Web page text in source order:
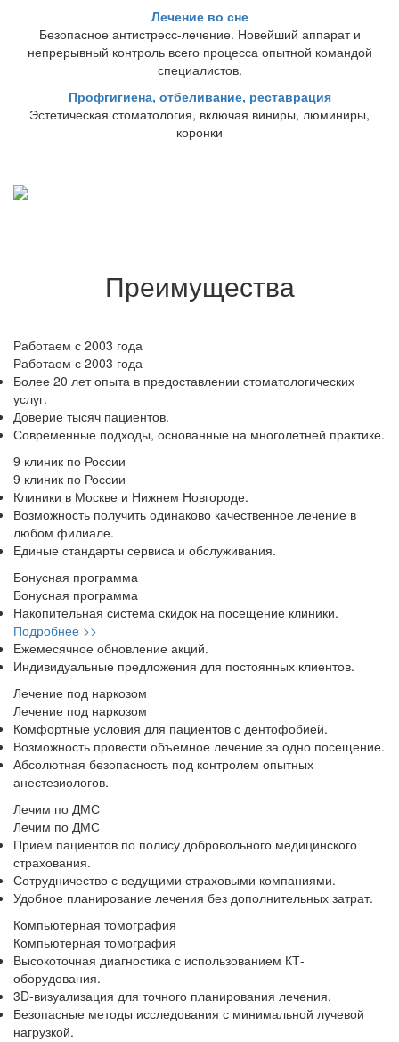
Лечение во сне
Безопасное антистресс-лечение. Новейший аппарат и
непрерывный контроль всего процесса опытной командой
специалистов.
Профгигиена, отбеливание, реставрация
Эстетическая стоматология, включая виниры, люминиры,
коронки
Преимущества
Работаем с 2003 года
Работаем с 2003 года
Более 20 лет опыта в предоставлении стоматологических
услуг.
Доверие тысяч пациентов.
Современные подходы, основанные на многолетней практике.
9 клиник по России
9 клиник по России
Клиники в Москве и Нижнем Новгороде.
Возможность получить одинаково качественное лечение в
любом филиале.
Единые стандарты сервиса и обслуживания.
Бонусная программа
Бонусная программа
Накопительная система скидок на посещение клиники.
Подробнее >>
Ежемесячное обновление акций.
Индивидуальные предложения для постоянных клиентов.
Лечение под наркозом
Лечение под наркозом
Комфортные условия для пациентов с дентофобией.
Возможность провести объемное лечение за одно посещение.
Абсолютная безопасность под контролем опытных
анестезиологов.
Лечим по ДМС
Лечим по ДМС
Прием пациентов по полису добровольного медицинского
страхования.
Сотрудничество с ведущими страховыми компаниями.
Удобное планирование лечения без дополнительных затрат.
Компьютерная томография
Компьютерная томография
Высокоточная диагностика с использованием КТ-
оборудования.
3D-визуализация для точного планирования лечения.
Безопасные методы исследования с минимальной лучевой
нагрузкой.